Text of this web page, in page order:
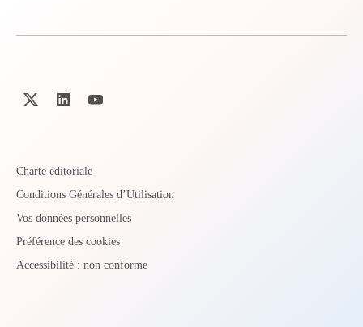
Charte éditoriale
Conditions Générales d’Utilisation
Vos données personnelles
Préférence des cookies
Accessibilité : non conforme